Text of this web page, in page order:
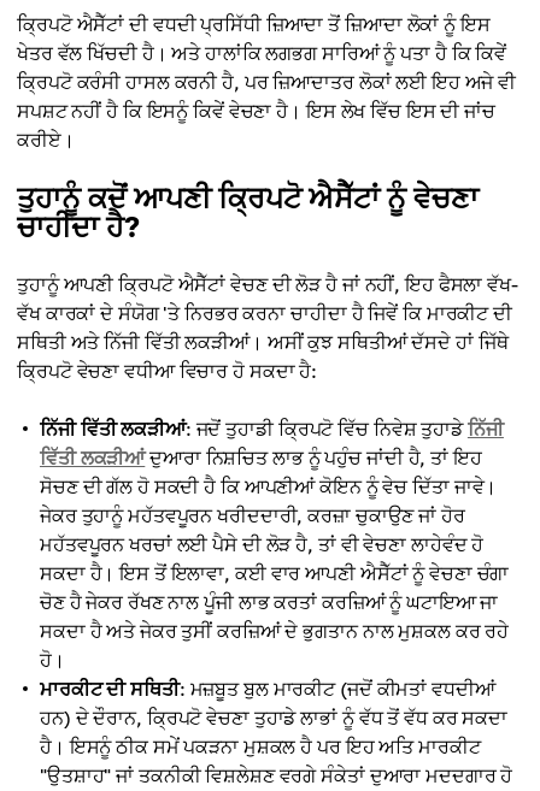
ਕ੍ਰਿਪਟੋ ਐਸੈੱਟਾਂ ਦੀ ਵਧਦੀ ਪ੍ਰਸਿੱਧੀ ਜ਼ਿਆਦਾ ਤੋਂ ਜ਼ਿਆਦਾ ਲੋਕਾਂ ਨੂੰ ਇਸ
ਖੇਤਰ ਵੱਲ ਖਿੱਚਦੀ ਹੈ। ਅਤੇ ਹਾਲਾਂਕਿ ਲਗਭਗ ਸਾਰਿਆਂ ਨੂੰ ਪਤਾ ਹੈ ਕਿ ਕਿਵੇਂ
ਕ੍ਰਿਪਟੋ ਕਰੰਸੀ ਹਾਸਲ ਕਰਨੀ ਹੈ, ਪਰ ਜ਼ਿਆਦਾਤਰ ਲੋਕਾਂ ਲਈ ਇਹ ਅਜੇ ਵੀ
ਸਪਸ਼ਟ ਨਹੀਂ ਹੈ ਕਿ ਇਸਨੂੰ ਕਿਵੇਂ ਵੇਚਣਾ ਹੈ। ਇਸ ਲੇਖ ਵਿੱਚ ਇਸ ਦੀ ਜਾਂਚ
ਕਰੀਏ।
ਤੁਹਾਨੂੰ ਕਦੋਂ ਆਪਣੀ ਕ੍ਰਿਪਟੋ ਐਸੈੱਟਾਂ ਨੂੰ ਵੇਚਣਾ
ਚਾਹੀਦਾ ਹੈ?
ਤੁਹਾਨੂੰ ਆਪਣੀ ਕ੍ਰਿਪਟੋ ਐਸੈੱਟਾਂ ਵੇਚਣ ਦੀ ਲੋੜ ਹੈ ਜਾਂ ਨਹੀਂ, ਇਹ ਫੈਸਲਾ ਵੱਖ-
ਵੱਖ ਕਾਰਕਾਂ ਦੇ ਸੰਯੋਗ 'ਤੇ ਨਿਰਭਰ ਕਰਨਾ ਚਾਹੀਦਾ ਹੈ ਜਿਵੇਂ ਕਿ ਮਾਰਕੀਟ ਦੀ
ਸਥਿਤੀ ਅਤੇ ਨਿੱਜੀ ਵਿੱਤੀ ਲਕੜੀਆਂ। ਅਸੀਂ ਕੁਝ ਸਥਿਤੀਆਂ ਦੱਸਦੇ ਹਾਂ ਜਿੱਥੇ
ਕ੍ਰਿਪਟੋ ਵੇਚਣਾ ਵਧੀਆ ਵਿਚਾਰ ਹੋ ਸਕਦਾ ਹੈ:
ਨਿੱਜੀ ਵਿੱਤੀ ਲਕੜੀਆਂ: ਜਦੋਂ ਤੁਹਾਡੀ ਕ੍ਰਿਪਟੋ ਵਿੱਚ ਨਿਵੇਸ਼ ਤੁਹਾਡੇਨਿੱਜੀ
ਵਿੱਤੀ ਲਕੜੀਆਂਦੁਆਰਾ ਨਿਸ਼ਚਿਤ ਲਾਭ ਨੂੰ ਪਹੁੰਚ ਜਾਂਦੀ ਹੈ, ਤਾਂ ਇਹ
ਸੋਚਣ ਦੀ ਗੱਲ ਹੋ ਸਕਦੀ ਹੈ ਕਿ ਆਪਣੀਆਂ ਕੋਇਨ ਨੂੰ ਵੇਚ ਦਿੱਤਾ ਜਾਵੇ।
ਜੇਕਰ ਤੁਹਾਨੂੰ ਮਹੱਤਵਪੂਰਨ ਖਰੀਦਦਾਰੀ, ਕਰਜ਼ਾ ਚੁਕਾਉਣ ਜਾਂ ਹੋਰ
ਮਹੱਤਵਪੂਰਨ ਖਰਚਾਂ ਲਈ ਪੈਸੇ ਦੀ ਲੋੜ ਹੈ, ਤਾਂ ਵੀ ਵੇਚਣਾ ਲਾਹੇਵੰਦ ਹੋ
ਸਕਦਾ ਹੈ। ਇਸ ਤੋਂ ਇਲਾਵਾ, ਕਈ ਵਾਰ ਆਪਣੀ ਐਸੈੱਟਾਂ ਨੂੰ ਵੇਚਣਾ ਚੰਗਾ
ਚੋਣ ਹੈ ਜੇਕਰ ਰੱਖਣ ਨਾਲ ਪੂੰਜੀ ਲਾਭ ਕਰਤਾਂ ਕਰਜ਼ਿਆਂ ਨੂੰ ਘਟਾਇਆ ਜਾ
ਸਕਦਾ ਹੈ ਅਤੇ ਜੇਕਰ ਤੁਸੀਂ ਕਰਜ਼ਿਆਂ ਦੇ ਭੁਗਤਾਨ ਨਾਲ ਮੁਸ਼ਕਲ ਕਰ ਰਹੇ
ਹੋ।
ਮਾਰਕੀਟ ਦੀ ਸਥਿਤੀ: ਮਜ਼ਬੂਤ ਬੁਲ ਮਾਰਕੀਟ (ਜਦੋਂ ਕੀਮਤਾਂ ਵਧਦੀਆਂ
ਹਨ) ਦੇ ਦੌਰਾਨ, ਕ੍ਰਿਪਟੋ ਵੇਚਣਾ ਤੁਹਾਡੇ ਲਾਭਾਂ ਨੂੰ ਵੱਧ ਤੋਂ ਵੱਧ ਕਰ ਸਕਦਾ
ਹੈ। ਇਸਨੂੰ ਠੀਕ ਸਮੇਂ ਪਕੜਨਾ ਮੁਸ਼ਕਲ ਹੈ ਪਰ ਇਹ ਅਤਿ ਮਾਰਕੀਟ
"ਉਤਸ਼ਾਹ" ਜਾਂ ਤਕਨੀਕੀ ਵਿਸ਼ਲੇਸ਼ਣ ਵਰਗੇ ਸੰਕੇਤਾਂ ਦੁਆਰਾ ਮਦਦਗਾਰ ਹੋ